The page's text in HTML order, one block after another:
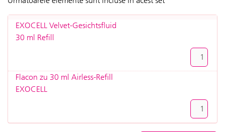
EXOCELL Velvet-Gesichtsfluid
30 ml Refill
Flacon zu 30 ml Airless-Refill
EXOCELL